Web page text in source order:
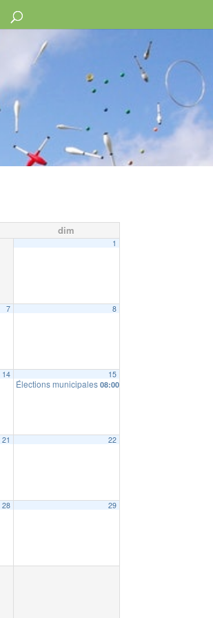
dim
1
7 8
16:30
14 15
Élections municipales08:00
21 22
28 29